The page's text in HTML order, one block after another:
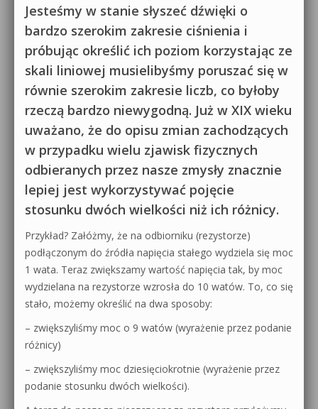
Jesteśmy w stanie słyszeć dźwięki o
bardzo szerokim zakresie ciśnienia i
próbując określić ich poziom korzystając ze
skali liniowej musielibyśmy poruszać się w
równie szerokim zakresie liczb, co byłoby
rzeczą bardzo niewygodną. Już w XIX wieku
uważano, że do opisu zmian zachodzących
w przypadku wielu zjawisk fizycznych
odbieranych przez nasze zmysły znacznie
lepiej jest wykorzystywać pojęcie
stosunku dwóch wielkości niż ich różnicy.
Przykład? Załóżmy, że na odbiorniku (rezystorze)
podłączonym do źródła napięcia stałego wydziela się moc
1 wata. Teraz zwiększamy wartość napięcia tak, by moc
wydzielana na rezystorze wzrosła do 10 watów. To, co się
stało, możemy określić na dwa sposoby:
– zwiększyliśmy moc o 9 watów (wyrażenie przez podanie
różnicy)
– zwiększyliśmy moc dziesięciokrotnie (wyrażenie przez
podanie stosunku dwóch wielkości).